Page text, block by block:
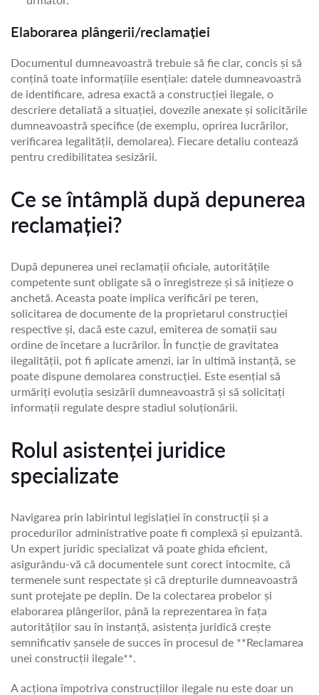
Elaborarea plângerii/reclamației
Documentul dumneavoastră trebuie să fie clar, concis și să
conțină toate informațiile esențiale: datele dumneavoastră
de identificare, adresa exactă a construcției ilegale, o
descriere detaliată a situației, dovezile anexate și solicitările
dumneavoastră specifice (de exemplu, oprirea lucrărilor,
verificarea legalității, demolarea). Fiecare detaliu contează
pentru credibilitatea sesizării.
Ce se întâmplă după depunerea
reclamației?
După depunerea unei reclamații oficiale, autoritățile
competente sunt obligate să o înregistreze și să inițieze o
anchetă. Aceasta poate implica verificări pe teren,
solicitarea de documente de la proprietarul construcției
respective și, dacă este cazul, emiterea de somații sau
ordine de încetare a lucrărilor. În funcție de gravitatea
ilegalității, pot fi aplicate amenzi, iar în ultimă instanță, se
poate dispune demolarea construcției. Este esențial să
urmăriți evoluția sesizării dumneavoastră și să solicitați
informații regulate despre stadiul soluționării.
Rolul asistenței juridice
specializate
Navigarea prin labirintul legislației în construcții și a
procedurilor administrative poate fi complexă și epuizantă.
Un expert juridic specializat vă poate ghida eficient,
asigurându-vă că documentele sunt corect întocmite, că
termenele sunt respectate și că drepturile dumneavoastră
sunt protejate pe deplin. De la colectarea probelor și
elaborarea plângerilor, până la reprezentarea în fața
autorităților sau în instanță, asistența juridică crește
semnificativ șansele de succes în procesul de **Reclamarea
unei construcții ilegale**.
A acționa împotriva construcțiilor ilegale nu este doar un